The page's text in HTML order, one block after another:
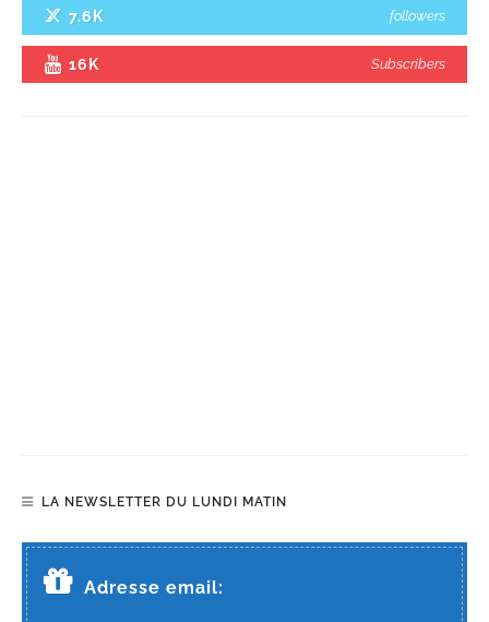
7.6K followers
16K Subscribers
LA NEWSLETTER DU LUNDI MATIN
Adresse email: